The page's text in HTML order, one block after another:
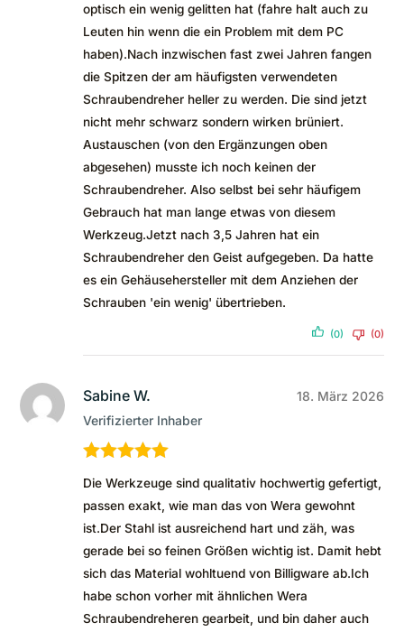
optisch ein wenig gelitten hat (fahre halt auch zu
Leuten hin wenn die ein Problem mit dem PC
haben).Nach inzwischen fast zwei Jahren fangen
die Spitzen der am häufigsten verwendeten
Schraubendreher heller zu werden. Die sind jetzt
nicht mehr schwarz sondern wirken brüniert.
Austauschen (von den Ergänzungen oben
abgesehen) musste ich noch keinen der
Schraubendreher. Also selbst bei sehr häufigem
Gebrauch hat man lange etwas von diesem
Werkzeug.Jetzt nach 3,5 Jahren hat ein
Schraubendreher den Geist aufgegeben. Da hatte
es ein Gehäusehersteller mit dem Anziehen der
Schrauben 'ein wenig' übertrieben.
(0) (0)
Sabine W.
Verifizierter Inhaber
18. März 2026
Bewertet mit
5von 5
Die Werkzeuge sind qualitativ hochwertig gefertigt,
passen exakt, wie man das von Wera gewohnt
ist.Der Stahl ist ausreichend hart und zäh, was
gerade bei so feinen Größen wichtig ist. Damit hebt
sich das Material wohltuend von Billigware ab.Ich
habe schon vorher mit ähnlichen Wera
Schraubendreheren gearbeit, und bin daher auch